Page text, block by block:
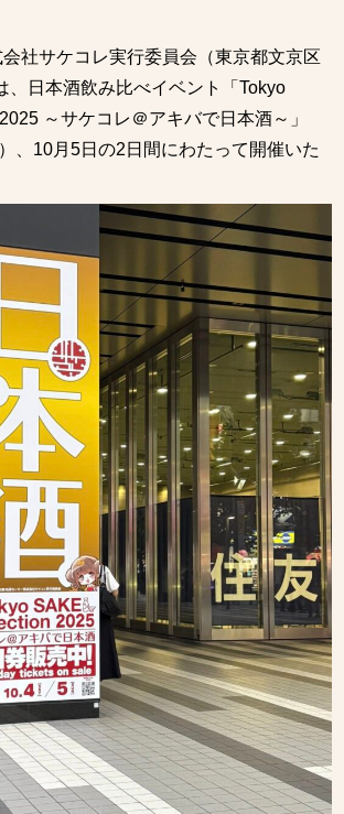
社サケコレ実行委員会（東京都文京区
、日本酒飲み比べイベント「Tokyo
～サケコレ＠アキバで日本酒～」
、10月5日の2日間にわたって開催いた